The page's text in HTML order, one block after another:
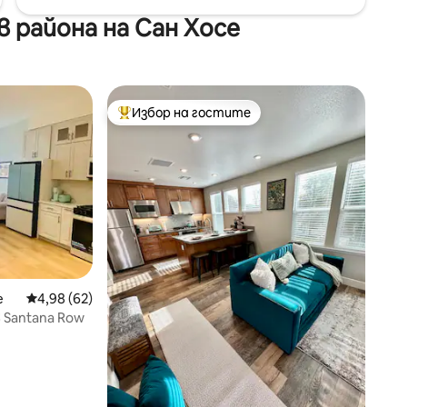
на Сан Хосе
Средна оценка: 4,98 от 5, 62 отзива
4,98 (62)
Row
Най-популярен избор на гостите
Избор на гостите